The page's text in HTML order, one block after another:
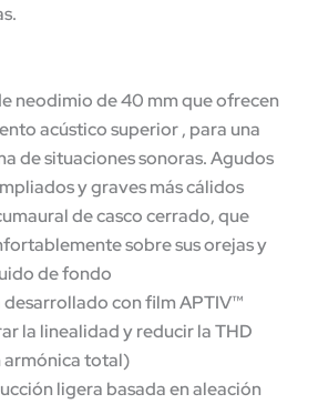
neodimio de 40 mm que ofrecen
acústico superior , para una
de situaciones sonoras. Agudos
y graves más cálidos
de casco cerrado, que
sobre sus orejas y
de fondo
con film APTIV™
la linealidad y reducir la THD
armónica total)
ligera basada en aleación